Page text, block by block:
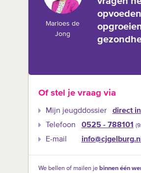
Marloes de
Jong
Of stel je vraag via
Mijn jeugddossier
direct
Telefoon
0525 - 788101
E-mail
We bellen of mailen je binnen één